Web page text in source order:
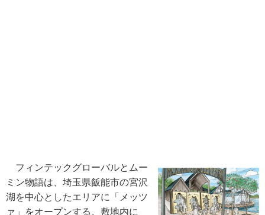
フィンテックグローバルとムー
ミン物語は、埼玉県飯能市の宮沢
湖を中心としたエリアに「メッツ
ァ」をオープンする。敷地内に